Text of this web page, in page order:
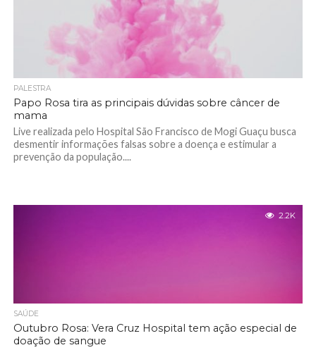
PALESTRA
Papo Rosa tira as principais dúvidas sobre câncer de
mama
Live realizada pelo Hospital São Francisco de Mogi Guaçu busca
desmentir informações falsas sobre a doença e estimular a
prevenção da população....
2.2K
SAÚDE
Outubro Rosa: Vera Cruz Hospital tem ação especial de
doação de sangue